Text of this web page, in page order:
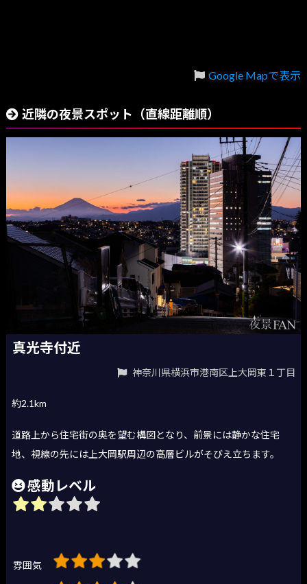
Google Mapで表示
近隣の夜景スポット（直線距離順）
真光寺付近
神奈川県横浜市港南区上大岡東１丁目
約2.1km
道路上から住宅街の奥を望む構図となり、前景には静かな住宅
地、視線の先には上大岡駅周辺の高層ビルがそびえ立ちます。
感動レベル
雰囲気